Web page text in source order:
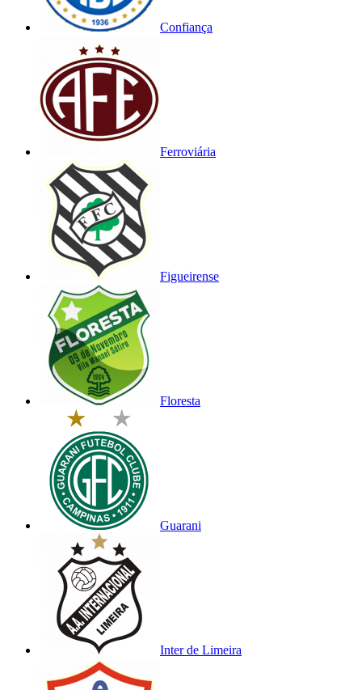
Confiança
Ferroviária
Figueirense
Floresta
Guarani
Inter de Limeira